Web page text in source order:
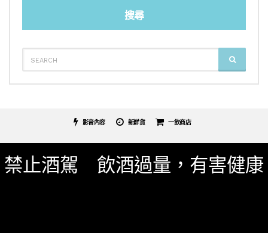
搜尋
SEARCH
FOR:
SEARCH
影音內容 新鮮貨 一飲商店
關於我們 服務條款
禁止酒駕 飲酒過量，有害健康